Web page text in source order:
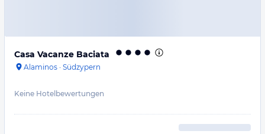
Casa Vacanze Baciata
Alaminos · Südzypern
Keine Hotelbewertungen